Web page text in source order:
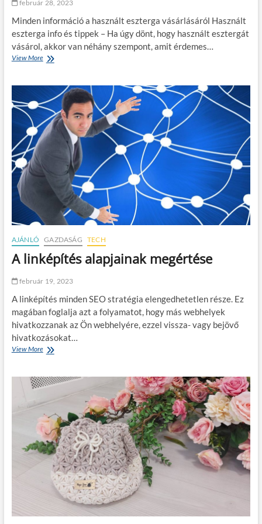
február 28, 2023
Minden információ a használt eszterga vásárlásáról Használt
eszterga info és tippek – Ha úgy dönt, hogy használt esztergát
vásárol, akkor van néhány szempont, amit érdemes…
View MoreH
n
á
l
t
e
t
p
a
d
–
n
o
,
p
p
,
á
s
á
r
l
á
AJÁNLÓ GAZDASÁG TECH
A linképítés alapjainak megértése
február 19, 2023
A linképítés minden SEO stratégia elengedhetetlen része. Ez
magában foglalja azt a folyamatot, hogy más webhelyek
hivatkozzanak az Ön webhelyére, ezzel vissza- vagy bejövő
hivatkozásokat…
View MoreA
n
é
p
í
t
é
s
a